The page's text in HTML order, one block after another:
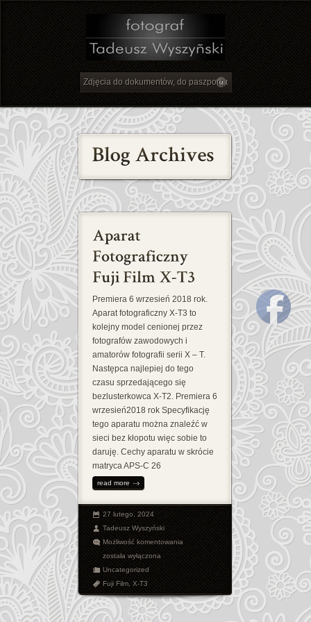
Premiera 6 wrzesień 2018 rok.
Aparat fotograficzny X-T3 to
kolejny model cenionej przez
fotografów zawodowych i
amatorów fotografii serii X – T.
Następca najlepiej do tego
czasu sprzedającego się
bezlusterkowca X-T2. Premiera 6
wrzesień2018 rok Specyfikację
tego aparatu można znaleźć w
sieci bez kłopotu więc sobie to
daruję. Cechy aparatu w skrócie
matryca APS-C 26
read more
27 lutego, 2024
Tadeusz Wyszyński
Możliwość komentowaniaAparat
Fotograficzny
Fuji
Film
X-
T3
została wyłączona
Uncategorized
Fuji Film,X-T3